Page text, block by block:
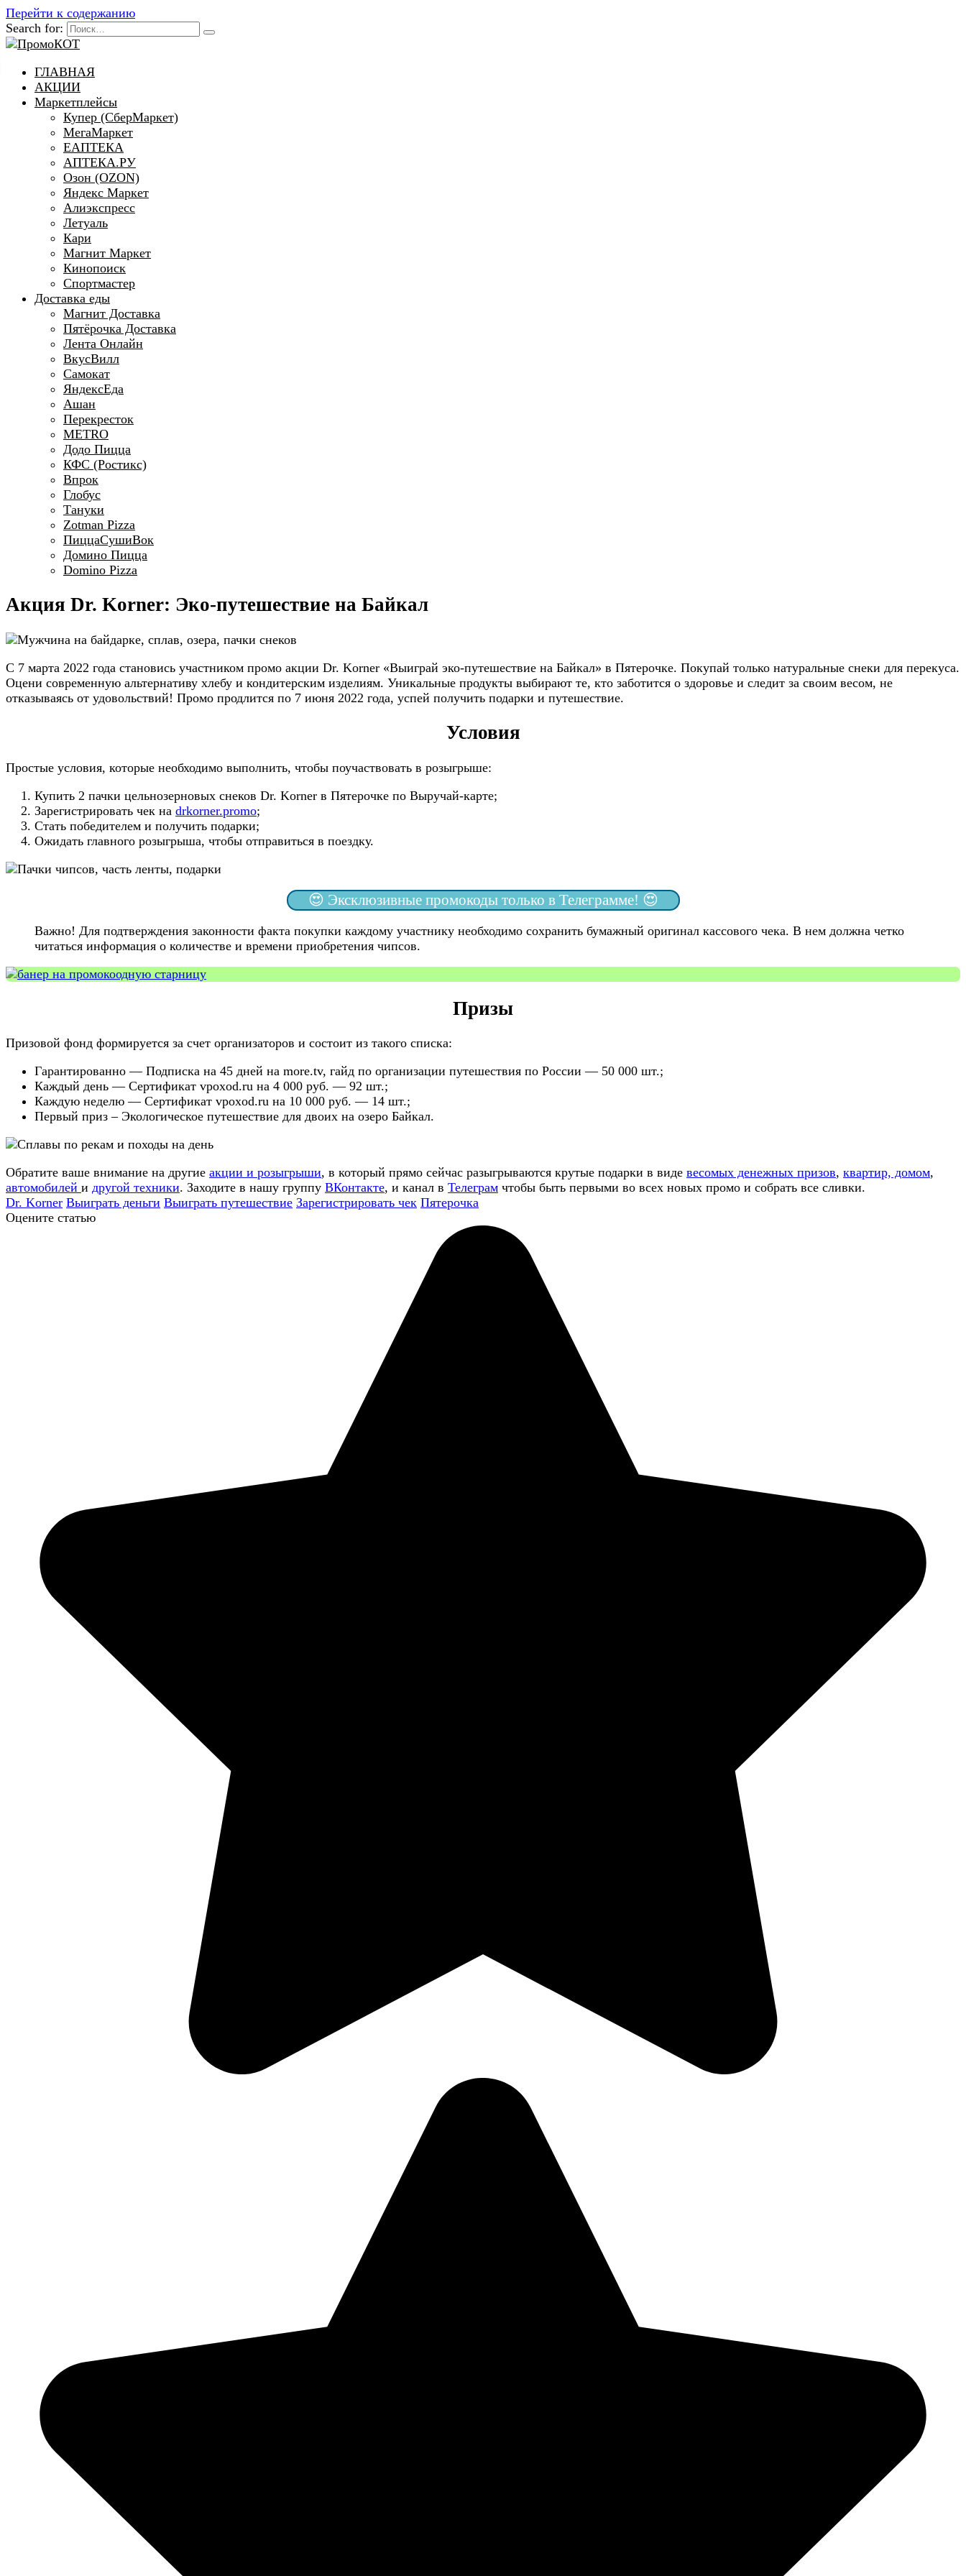
Перейти к содержанию
Search for:
ГЛАВНАЯ
АКЦИИ
Маркетплейсы
Купер (СберМаркет)
МегаМаркет
ЕАПТЕКА
АПТЕКА.РУ
Озон (OZON)
Яндекс Маркет
Алиэкспресс
Летуаль
Кари
Магнит Маркет
Кинопоиск
Спортмастер
Доставка еды
Магнит Доставка
Пятёрочка Доставка
Лента Онлайн
ВкусВилл
Самокат
ЯндексЕда
Ашан
Перекресток
METRO
Додо Пицца
КФС (Ростикс)
Впрок
Глобус
Тануки
Zotman Pizza
ПиццаСушиВок
Домино Пицца
Domino Pizza
Акция Dr. Korner: Эко-путешествие на Байкал
С 7 марта 2022 года становись участником промо акции Dr. Korner «Выиграй эко-путешествие на Байкал» в Пятерочке. Покупай только натуральные снеки для перекуса.
Оцени современную альтернативу хлебу и кондитерским изделиям. Уникальные продукты выбирают те, кто заботится о здоровье и следит за своим весом, не
отказываясь от удовольствий! Промо продлится по 7 июня 2022 года, успей получить подарки и путешествие.
Условия
Простые условия, которые необходимо выполнить, чтобы поучаствовать в розыгрыше:
Купить 2 пачки цельнозерновых снеков Dr. Korner в Пятерочке по Выручай-карте;
Зарегистрировать чек на drkorner.promo;
Стать победителем и получить подарки;
Ожидать главного розыгрыша, чтобы отправиться в поездку.
😍 Эксклюзивные промокоды только в Телеграмме! 😍
Важно! Для подтверждения законности факта покупки каждому участнику необходимо сохранить бумажный оригинал кассового чека. В нем должна четко
читаться информация о количестве и времени приобретения чипсов.
Призы
Призовой фонд формируется за счет организаторов и состоит из такого списка:
Гарантированно — Подписка на 45 дней на more.tv, гайд по организации путешествия по России — 50 000 шт.;
Каждый день — Сертификат vpoxod.ru на 4 000 руб. — 92 шт.;
Каждую неделю — Сертификат vpoxod.ru на 10 000 руб. — 14 шт.;
Первый приз – Экологическое путешествие для двоих на озеро Байкал.
Обратите ваше внимание на другие акции и розыгрыши, в который прямо сейчас разыгрываются крутые подарки в виде весомых денежных призов, квартир, домом,
автомобилей и другой техники. Заходите в нашу группу ВКонтакте, и канал в Телеграм чтобы быть первыми во всех новых промо и собрать все сливки.
Dr. Korner Выиграть деньги Выиграть путешествие Зарегистрировать чек Пятерочка
Оцените статью